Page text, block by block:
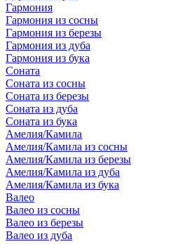
Гармония
Гармония из сосны
Гармония из березы
Гармония из дуба
Гармония из бука
Соната
Соната из сосны
Соната из березы
Соната из дуба
Соната из бука
Амелия/Камила
Амелия/Камила из сосны
Амелия/Камила из березы
Амелия/Камила из дуба
Амелия/Камила из бука
Валео
Валео из сосны
Валео из березы
Валео из дуба